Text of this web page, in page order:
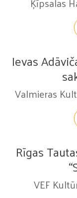
Ievas
Valmieras
Rīgas
VEF